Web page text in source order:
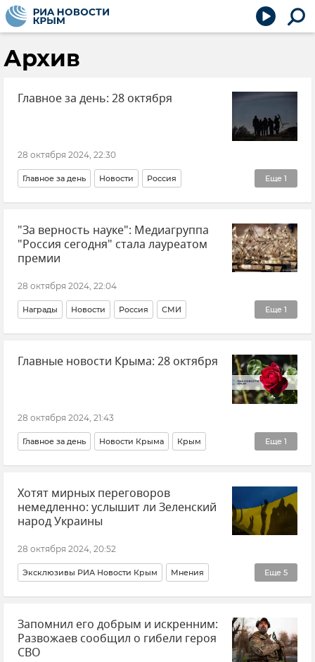
Архив
Главное за день: 28 октября
28 октября 2024, 22:30
Еще 1
Главное за день Новости Россия
РИА Новости Крым
"За верность науке": Медиагруппа
"Россия сегодня" стала лауреатом
премии
28 октября 2024, 22:04
Еще 1
Награды Новости Россия СМИ
МИА "Россия сегодня"
Главные новости Крыма: 28 октября
28 октября 2024, 21:43
Еще 1
Главное за день Новости Крыма Крым
РИА Новости Крым
Хотят мирных переговоров
немедленно: услышит ли Зеленский
народ Украины
28 октября 2024, 20:52
Еще 5
Эксклюзивы РИА Новости Крым Мнения
Владимир Зеленский Украина Россия
Переговоры Владимир Шаповалов
Запомнил его добрым и искренним:
Развожаев сообщил о гибели героя
СВО